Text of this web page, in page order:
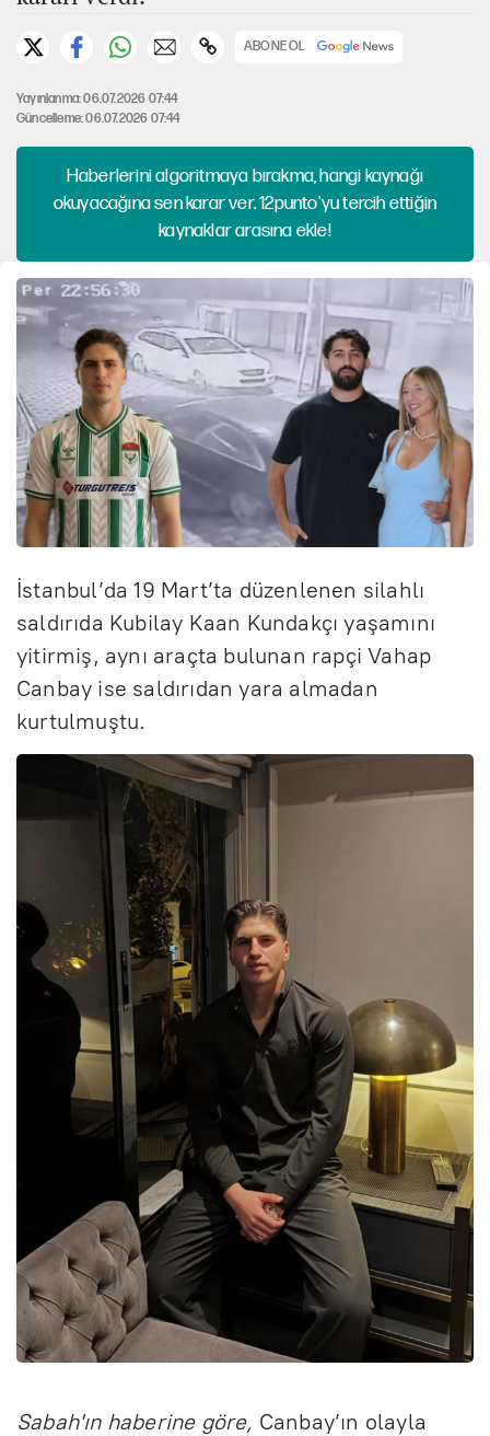
ABONE OL
Yayınlanma: 06.07.2026 07:44
Güncelleme: 06.07.2026 07:44
Haberlerini algoritmaya bırakma, hangi kaynağı
okuyacağına sen karar ver. 12punto'yu tercih ettiğin
kaynaklar arasına ekle!
İstanbul’da 19 Mart’ta düzenlenen silahlı
saldırıda Kubilay Kaan Kundakçı yaşamını
yitirmiş, aynı araçta bulunan rapçi Vahap
Canbay ise saldırıdan yara almadan
kurtulmuştu.
Sabah'ın haberine göre, Canbay’ın olayla